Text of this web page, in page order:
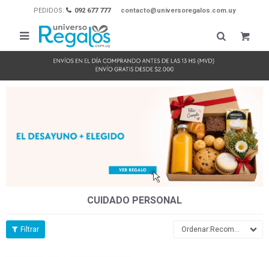
PEDIDOS: 092 677 777 contacto@universoregalos.com.uy

CUIDADO PERSONAL
Recomendados